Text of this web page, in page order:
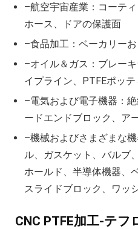
–航空宇宙産業：コーテ
ホース、ドアの保護面
–食品加工：ベーカリー
–オイル＆ガス：ブレー
イプライン、PTFEポッ
–電気および電子機器：
ードエンドブロック、ア
–機械およびさまざまな
ル、ガスケット、バルブ
ホールド、半導体機器、
スライドブロック、ワッ
CNC PTFE加工-テフ